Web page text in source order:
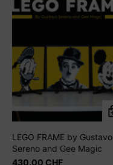
LEGO FRAME by Gustavo
Sereno and Gee Magic
430.00 CHF